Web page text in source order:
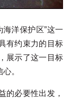
洋保护区”这一
有约束力的目标
展示了这一目标
。
的必要性出发，